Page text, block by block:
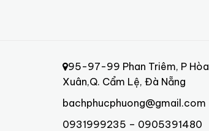
95-97-99 Phan Triêm, P Hòa
Xuân,Q. Cẩm Lệ, Đà Nẵng
bachphucphuong@gmail.com
0931999235 – 0905391480